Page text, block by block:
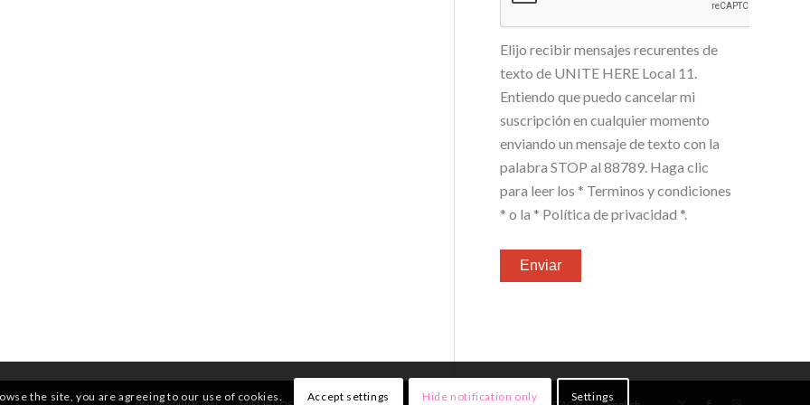
Elijo recibir mensajes recurentes de
texto de UNITE HERE Local 11.
Entiendo que puedo cancelar mi
suscripción en cualquier momento
enviando un mensaje de texto con la
palabra STOP al 88789. Haga clic
para leer los * Terminos y condiciones
* o la * Política de privacidad *.
the site, you are agreeing to our use of cookies. Accept settings Hide notification only Settings